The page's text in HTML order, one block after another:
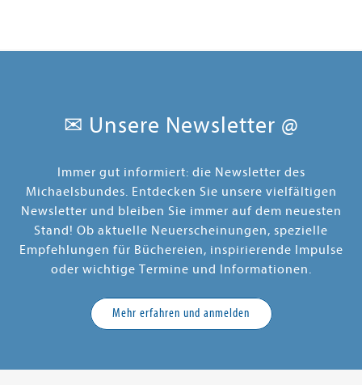
✉ Unsere Newsletter @
Immer gut informiert: die Newsletter des
Michaelsbundes. Entdecken Sie unsere vielfältigen
Newsletter und bleiben Sie immer auf dem neuesten
Stand! Ob aktuelle Neuerscheinungen, spezielle
Empfehlungen für Büchereien, inspirierende Impulse
oder wichtige Termine und Informationen.
Mehr erfahren und anmelden